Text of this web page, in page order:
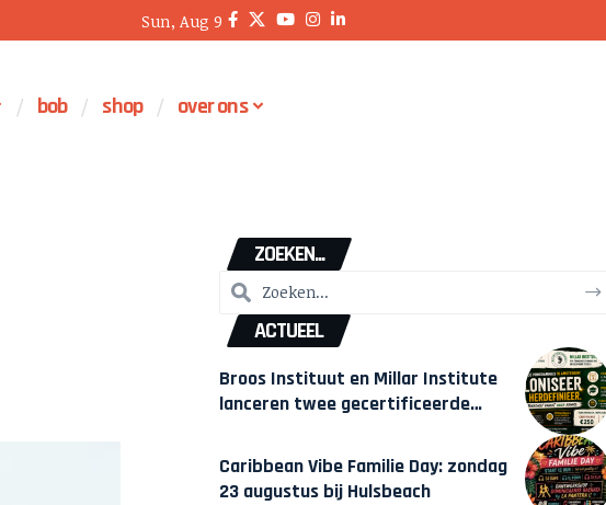
Sun, Aug 9
bob shop over ons
ZOEKEN...
ACTUEEL
Broos Instituut en Millar Institute
lanceren twee gecertificeerde
Amsterdam
Caribbean Vibe Familie Day: zondag
23 augustus bij Hulsbeach